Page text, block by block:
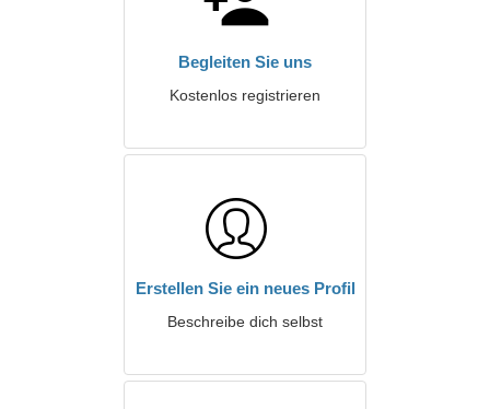
Begleiten Sie uns
Kostenlos registrieren
Erstellen Sie ein neues Profil
Beschreibe dich selbst